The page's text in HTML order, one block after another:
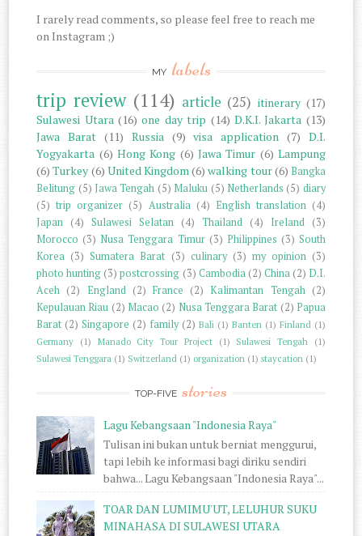
I rarely read comments, so please feel free to reach me
on Instagram ;)
MY labels
trip review (114) article (25) itinerary (17)
Sulawesi Utara (16) one day trip (14) D.K.I. Jakarta (13)
Jawa Barat (11) Russia (9) visa application (7) D.I.
Yogyakarta (6) Hong Kong (6) Jawa Timur (6) Lampung
(6) Turkey (6) United Kingdom (6) walking tour(6) Bangka
Belitung (5) Jawa Tengah (5) Maluku (5) Netherlands (5) diary
(5) trip organizer (5) Australia (4) English translation (4)
Japan (4) Sulawesi Selatan (4) Thailand (4) Ireland (3)
Morocco (3) Nusa Tenggara Timur (3) Philippines (3) South
Korea (3) Sumatera Barat (3) culinary (3) my opinion (3)
photo hunting (3) postcrossing (3) Cambodia (2) China (2) D.I.
Aceh (2) England (2) France (2) Kalimantan Tengah (2)
Kepulauan Riau (2) Macao (2) Nusa Tenggara Barat (2) Papua
Barat (2) Singapore (2) family (2) Bali (1) Banten (1) Finland (1)
Germany (1) Manado City Tour Project (1) Sulawesi Tengah
(1)
Sulawesi Tenggara (1) Switzerland (1) organization (1) staycation (1)
TOP-FIVE stories
Lagu Kebangsaan "Indonesia Raya"
Tulisan ini bukan untuk berniat menggurui,
tapi lebih ke informasi bagi diriku sendiri
bahwa... Lagu Kebangsaan "Indonesia Raya"...
TOAR DAN LUMIMU'UT, LELUHUR SUKU
MINAHASA DI SULAWESI UTARA